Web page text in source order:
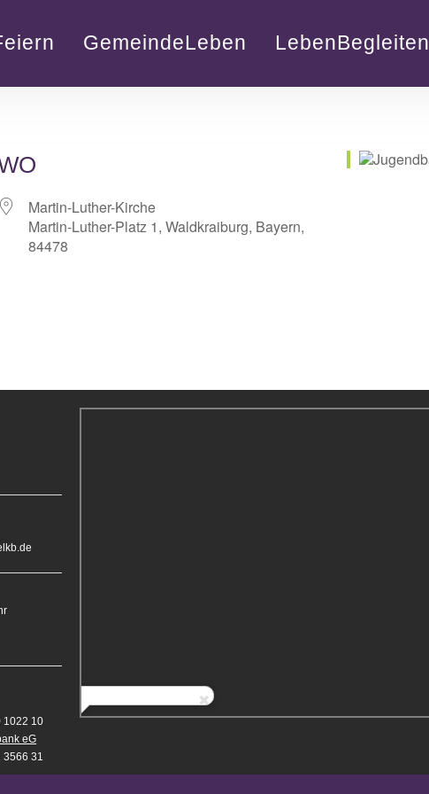
GemeindeLeben LebenBegleiten
Martin-Luther-Kirche
Martin-Luther-Platz 1, Waldkraiburg, Bayern,
84478
1022 10
eG
3566 31